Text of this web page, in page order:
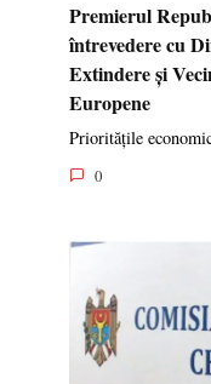
Premierul
întrevedere cu
Extindere și
Europene
Prioritățile
0